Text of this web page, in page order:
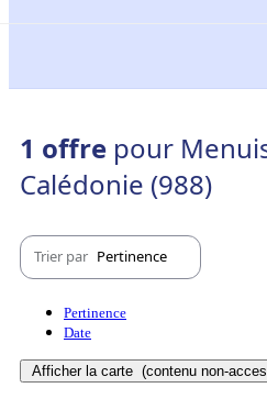
1 offre pour
Calédonie (988)
Trier par Pertinence
Pertinence
Date
Afficher la carte (contenu non-